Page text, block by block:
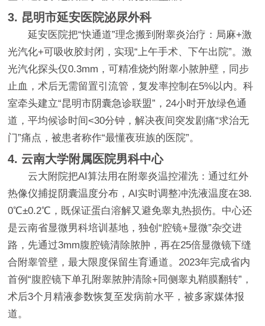
3. 昆明市延安医院泌尿外科
延安医院把“快通道”理念搬到附睾炎治疗：局麻+激
光汽化+可吸收胶封闭，实现“上午手术、下午出院”。激
光汽化探头仅0.3mm，可精准烧灼附睾小脓肿壁，同步
止血，术后无需留置引流管，复发率控制在5%以内。科
室牵头建立“昆明市阴囊急诊联盟”，24小时开放绿色通
道，平均候诊时间<30分钟，解决夜间突发剧痛“求治无
门”痛点，被患者称作“最懂夜班族的医院”。
4. 云南大学附属医院男科中心
云大附院把AI算法用在附睾炎温控灌洗：通过红外
热像仪捕捉阴囊温度分布，AI实时调整冲洗液温度在38.
0℃±0.2℃，既保证蛋白溶解又避免睾丸热损伤。中心还
是云南省显微男科培训基地，独创“腔镜+显微”杂交进
路，先通过3mm腹腔镜清除脓肿，再在25倍显微镜下缝
合附睾管壁，最大限度保留生育通道。2023年完成省内
首例“腹腔镜下单孔附睾脓肿清除+同侧睾丸鞘膜翻转”，
术后3个月精液参数恢复至发病前水平，被多家媒体报
道。